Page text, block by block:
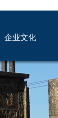
企业文化